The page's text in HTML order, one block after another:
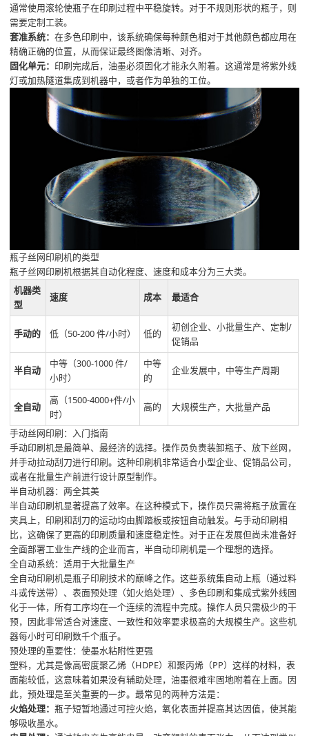
通常使用滚轮使瓶子在印刷过程中平稳旋转。对于不规则形状的瓶子，则
需要定制工装。
套准系统：在多色印刷中，该系统确保每种颜色相对于其他颜色都应用在
精确正确的位置，从而保证最终图像清晰、对齐。
固化单元： 印刷完成后，油墨必须固化才能永久附着。这通常是将紫外线
灯或加热隧道集成到机器中，或者作为单独的工位。
瓶子丝网印刷机的类型
瓶子丝网印刷机根据其自动化程度、速度和成本分为三大类。
机器类
型
速度 成本 最适合
手动的 低（50-200 件/小时） 低的
初创企业、小批量生产、定制/
促销品
半自动
中等（300-1000 件/
小时）
中等
的
企业发展中，中等生产周期
全自动
高（1500-4000+件/小
时）
高的 大规模生产，大批量产品
手动丝网印刷：入门指南
手动印刷机是最简单、最经济的选择。操作员负责装卸瓶子、放下丝网，
并手动拉动刮刀进行印刷。这种印刷机非常适合小型企业、促销品公司，
或者在批量生产前进行设计原型制作。
半自动机器：两全其美
半自动印刷机显著提高了效率。在这种模式下，操作员只需将瓶子放置在
夹具上，印刷和刮刀的运动均由脚踏板或按钮自动触发。与手动印刷相
比，这确保了更高的印刷质量和速度稳定性。对于正在发展但尚未准备好
全面部署工业生产线的企业而言，半自动印刷机是一个理想的选择。
全自动系统：适用于大批量生产
全自动印刷机是瓶子印刷技术的巅峰之作。这些系统集自动上瓶（通过料
斗或传送带）、表面预处理（如火焰处理）、多色印刷和集成式紫外线固
化于一体，所有工序均在一个连续的流程中完成。操作人员只需极少的干
预，因此非常适合对速度、一致性和效率要求极高的大规模生产。这些机
器每小时可印刷数千个瓶子。
预处理的重要性：使墨水粘附性更强
塑料，尤其是像高密度聚乙烯（HDPE）和聚丙烯（PP）这样的材料，表
面能较低，这意味着如果没有辅助处理，油墨很难牢固地附着在上面。因
此，预处理是至关重要的一步。最常见的两种方法是：
火焰处理：瓶子短暂地通过可控火焰，氧化表面并提高其达因值，使其能
够吸收墨水。